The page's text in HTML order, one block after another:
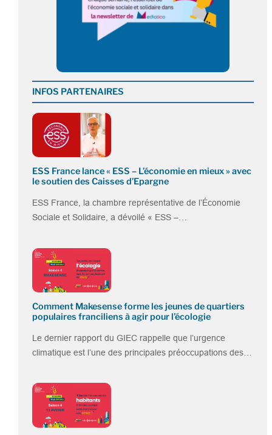
INFOS PARTENAIRES
ESS France lance « ESS – L’économie en mieux » avec
le soutien des Caisses d’Epargne
ESS France, la chambre représentative de l’Économie
Sociale et Solidaire, a dévoilé « ESS –…
Comment Makesense forme les jeunes de quartiers
populaires franciliens à agir pour l’écologie
Le dernier rapport du GIEC rappelle que l’urgence
climatique est l’une des principales préoccupations des…